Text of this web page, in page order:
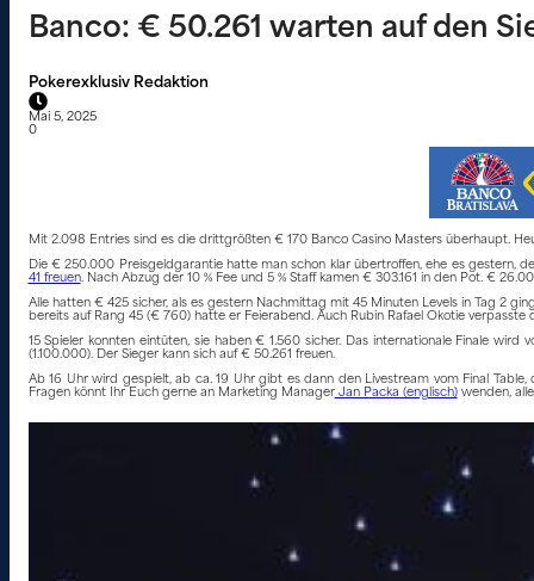
Banco: € 50.261 warten auf den
Pokerexklusiv Redaktion
Mai 5, 2025
0
Mit 2.098 Entries sind es die drittgrößten € 170 Banco Casino Masters überhaupt.
Die € 250.000 Preisgeldgarantie hatte man schon klar übertroffen, ehe es gestern,
41 freuen. Nach Abzug der 10 % Fee und 5 % Staff kamen € 303.161 in den Pot. €
Alle hatten € 425 sicher, als es gestern Nachmittag mit 45 Minuten Levels in Tag 2
bereits auf Rang 45 (€ 760) hatte er Feierabend. Auch Rubin Rafael Okotie verpasste
15 Spieler konnten eintüten, sie haben € 1.560 sicher. Das internationale Finale
(1.100.000). Der Sieger kann sich auf € 50.261 freuen.
Ab 16 Uhr wird gespielt, ab ca. 19 Uhr gibt es dann den Livestream vom Final
Fragen könnt Ihr Euch gerne an Marketing ManagerJan Packa (englisch)wenden,